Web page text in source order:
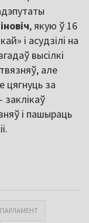
, якую ў 16
і асудзілі на
высілкі
але
цягнуць за
заклікаў
і пашыраць